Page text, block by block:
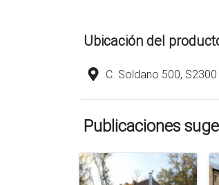
Ubicación del
C. Soldano 500,
Publicaciones